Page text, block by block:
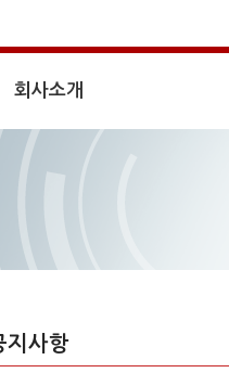
회사소개
지사항